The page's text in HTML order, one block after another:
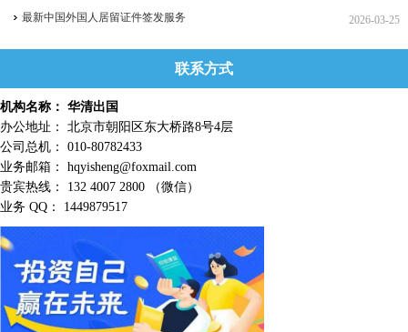
2026-03-25
最新中国外国人居留证件签发服务
联系方式
机构名称： 华清出国
办公地址： 北京市朝阳区东大桥路8号4层
公司总机： 010-80782433
业务邮箱： hqyisheng@foxmail.com
贵宾热线： 132 4007 2800 （微信）
业务 QQ： 1449879517